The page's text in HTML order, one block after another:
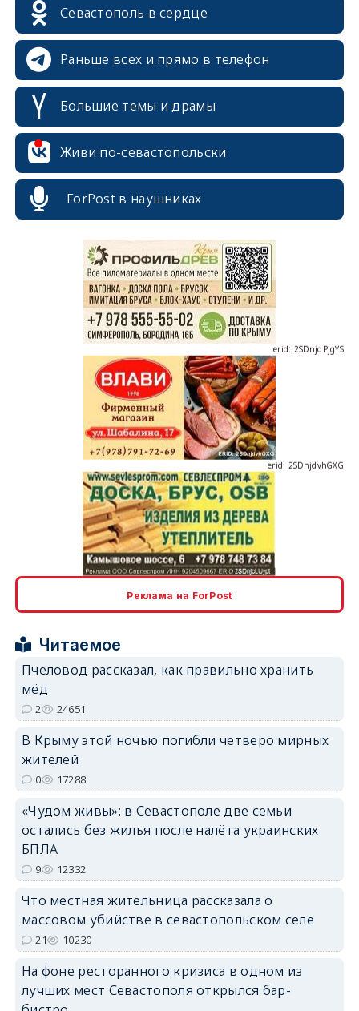
Севастополь в сердце
Раньше всех и прямо в телефон
Большие темы и драмы
Живи по-севастопольски
ForPost в наушниках
erid: 2SDnjdvhGXG
erid: 2SDnjdvhGXG
Реклама на ForPost
Читаемое
Пчеловод рассказал, как правильно хранить
мёд
2 24651
В Крыму этой ночью погибли четверо мирных
жителей
0 17288
«Чудом живы»: в Севастополе две семьи
остались без жилья после налёта украинских
БПЛА
9 12332
Что местная жительница рассказала о
массовом убийстве в севастопольском селе
21 10230
На фоне ресторанного кризиса в одном из
лучших мест Севастополя открылся бар-